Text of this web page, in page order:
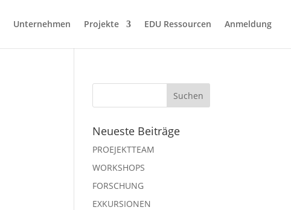
Unternehmen Projekte EDU Ressourcen Anmeldung
Neueste Beiträge
PROEJEKTTEAM
WORKSHOPS
FORSCHUNG
EXKURSIONEN